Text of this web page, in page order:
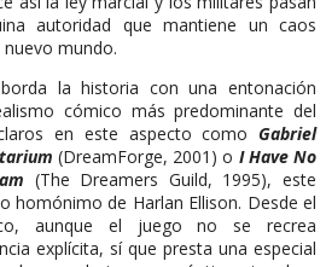
autoridad que mantiene un caos
mundo.
la historia con una entonación
cómico más predominante del
en este aspecto como Gabriel
(DreamForge, 2001) o I Have No
(The Dreamers Guild, 1995), este
homónimo de Harlan Ellison. Desde el
aunque el juego no se recrea
explícita, sí que presta una especial